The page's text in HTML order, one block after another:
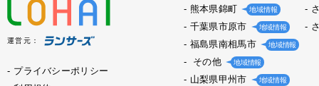
運営元：
プライバシーポリシー
熊本県錦町 地域情報
千葉県市原市 地域情報
福島県南相馬市 地域情報
その他 地域情報
山梨県甲州市 地域情報